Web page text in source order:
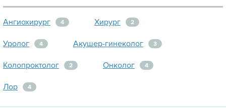
Ангиохирург 4 Хирург 2
Уролог 4 Акушер-гинеколог 3
Колопроктолог 2 Онколог 4
Лор 4